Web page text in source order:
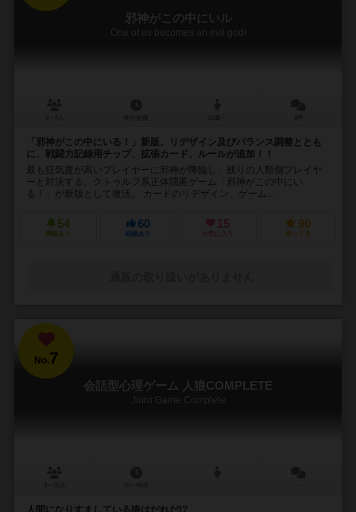
邪神がこの中にいル
One of us becomes an evil god!
「邪神がこの中にいる！」新版。リデザイン及びバランス調整ととも
に、戦闘力記録用チップ、拡張カード、ルールが追加！！
最も狂気度が高いプレイヤーに邪神が降臨し、残りの人類側プレイヤ
ーと対決する。クトゥルフ系正体隠匿ゲーム「邪神がこの中にい
る！」が新版として復活。 カードのリデザイン、ゲーム...
54
興味あり
60
経験あり
15
お気に入り
90
持ってる
No.7
会話型心理ゲーム 人狼COMPLETE
Jinro Game Complete
人間になりすましている狼はだれだ!?